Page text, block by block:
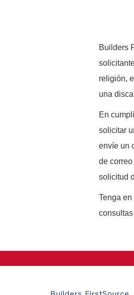
Builders
religión,
una
En
solicitar
envíe un
de
solicitud
Tenga